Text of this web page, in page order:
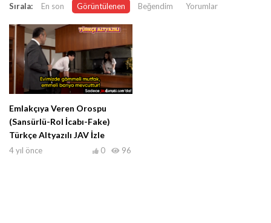
Sırala: En son Görüntülenen Beğendim Yorumlar
Emlakçıya Veren Orospu
(Sansürlü-Rol İcabı-Fake)
Türkçe Altyazılı JAV İzle
4 yıl önce 96
0